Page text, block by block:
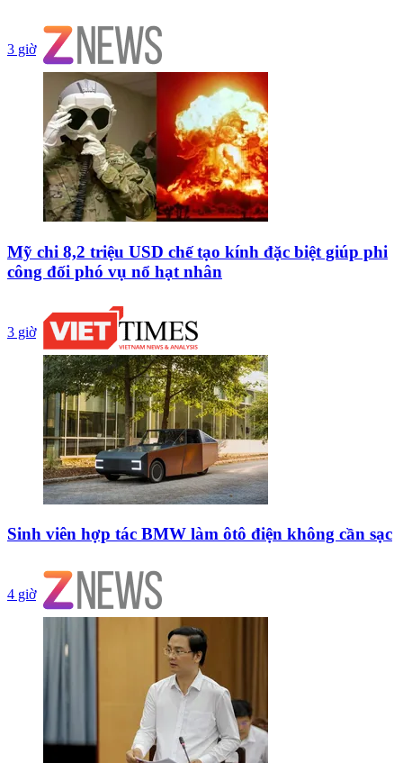
3 giờ
Mỹ chi 8,2 triệu USD chế tạo kính đặc biệt giúp phi
công đối phó vụ nổ hạt nhân
3 giờ
Sinh viên hợp tác BMW làm ôtô điện không cần sạc
4 giờ